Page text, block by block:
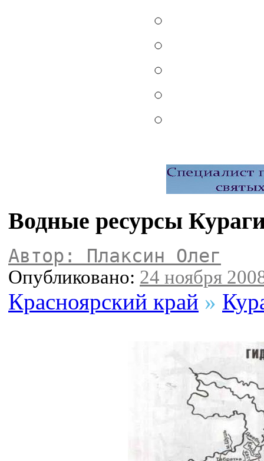
Водные ресурсы
Автор: Плаксин Олег
Опубликовано: 24 ноября
Красноярский край »